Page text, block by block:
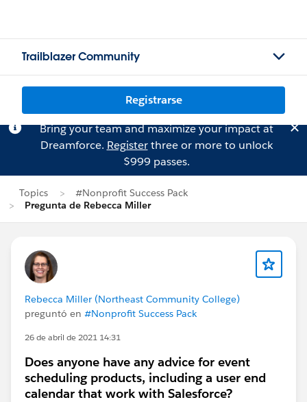
Trailblazer Community
Registrarse
Bring your team and maximize your impact at
Dreamforce. Registerthree or more to unlock
$999 passes.
Topics
#Nonprofit Success Pack
Pregunta de Rebecca Miller
Rebecca Miller (Northeast Community College)
preguntó en #Nonprofit Success Pack
26 de abril de 2021 14:31
Does anyone have any advice for event
scheduling products, including a user end
calendar that work with Salesforce?